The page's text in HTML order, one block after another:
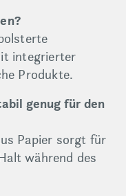
integrierter
Produkte.
genug für den
Papier sorgt für
während des